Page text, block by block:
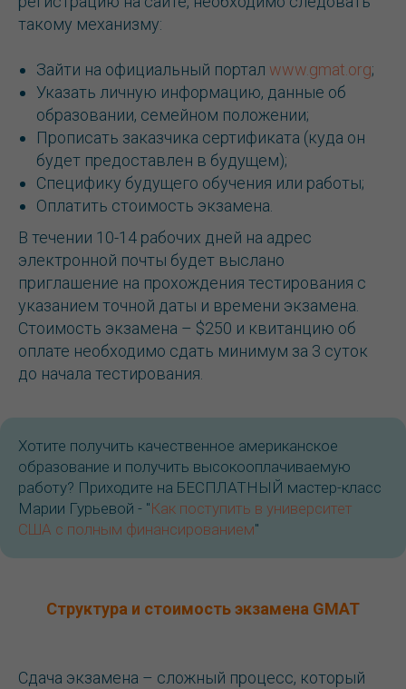
такому механизму:
Зайти на официальный портал www.gmat.org;
Указать личную информацию, данные об
образовании, семейном положении;
Прописать заказчика сертификата (куда он
будет предоставлен в будущем);
Специфику будущего обучения или работы;
Оплатить стоимость экзамена.
В течении 10-14 рабочих дней на адрес
электронной почты будет выслано
приглашение на прохождения тестирования с
указанием точной даты и времени экзамена.
Стоимость экзамена – $250 и квитанцию об
оплате необходимо сдать минимум за 3 суток
до начала тестирования.
Хотите получить качественное американское
образование и получить высокооплачиваемую
работу? Приходите на БЕСПЛАТНЫЙ мастер-класс
Марии Гурьевой - "Как поступить в университет
США с полным финансированием"
Структура и стоимость экзамена GMAT
Сдача экзамена – сложный процесс, который